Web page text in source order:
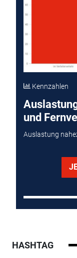
Kennzahlen
und
Auslastung
HASHTAG